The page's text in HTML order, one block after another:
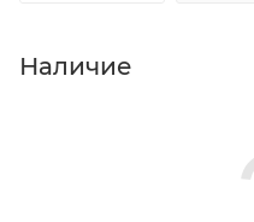
Наличие